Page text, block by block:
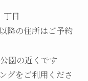
目
降の住所はご予約
園の近くです
グをご利用くださ